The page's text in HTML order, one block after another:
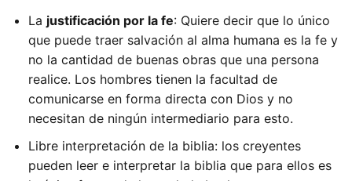
La justificación por la fe: Quiere decir que lo único
que puede traer salvación al alma humana es la fe y
no la cantidad de buenas obras que una persona
realice. Los hombres tienen la facultad de
comunicarse en forma directa con Dios y no
necesitan de ningún intermediario para esto.
Libre interpretación de la biblia: los creyentes
pueden leer e interpretar la biblia que para ellos es